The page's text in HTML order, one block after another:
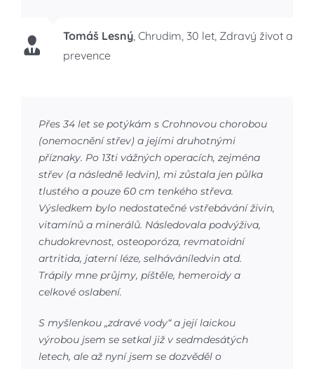
Tomáš Lesný, Chrudim, 30 let, Zdravý život a
prevence
Přes 34 let se potýkám s Crohnovou chorobou
(onemocnění střev) a jejími druhotnými
příznaky. Po 13ti vážných operacích, zejména
střev (a následně ledvin), mi zůstala jen půlka
tlustého a pouze 60 cm tenkého střeva.
Výsledkem bylo nedostatečné vstřebávání živin,
vitamínů a minerálů. Následovala podvýživa,
chudokrevnost, osteoporóza, revmatoidní
artritida, jaterní léze, selháváníledvin atd.
Trápily mne průjmy, píštěle, hemeroidy a
celkové oslabení.
S myšlenkou „zdravé vody“ a její laickou
výrobou jsem se setkal již v sedmdesátých
letech, ale až nyní jsem se dozvěděl o